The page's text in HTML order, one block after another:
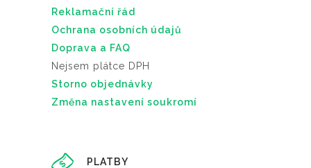
Reklamační řád
Ochrana osobních údajů
Doprava a FAQ
Nejsem plátce DPH
Storno objednávky
Změna nastavení soukromí
PLATBY